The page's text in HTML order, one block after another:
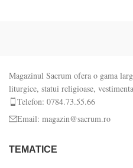
Magazinul Sacrum ofera o gama
liturgice, statui religioase,
Telefon: 0784.73.55.66
Email: magazin@sacrum.ro
TEMATICE